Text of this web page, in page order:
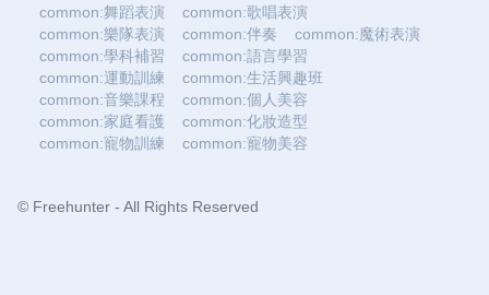
common:舞蹈表演
common:歌唱表演
common:樂隊表演
common:伴奏
common:魔術表演
common:學科補習
common:語言學習
common:運動訓練
common:生活興趣班
common:音樂課程
common:個人美容
common:家庭看護
common:化妝造型
common:寵物訓練
common:寵物美容
© Freehunter - All Rights Reserved